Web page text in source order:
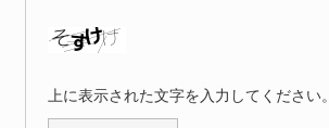
上に表示された文字を入力してください。